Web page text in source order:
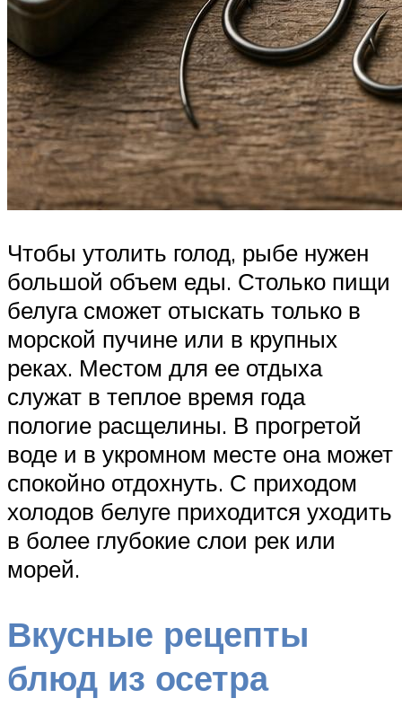
Чтобы утолить голод, рыбе нужен
большой объем еды. Столько пищи
белуга сможет отыскать только в
морской пучине или в крупных
реках. Местом для ее отдыха
служат в теплое время года
пологие расщелины. В прогретой
воде и в укромном месте она может
спокойно отдохнуть. С приходом
холодов белуге приходится уходить
в более глубокие слои рек или
морей.
Вкусные рецепты
блюд из осетра